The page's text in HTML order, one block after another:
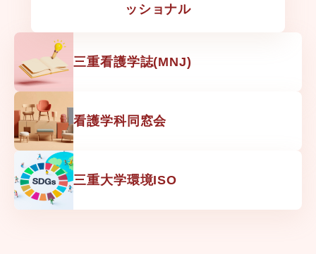
ッショナル
三重看護学誌(MNJ)
看護学科同窓会
三重大学環境ISO